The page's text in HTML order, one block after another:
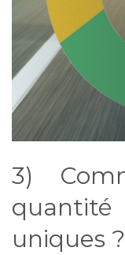
3)
uniques ?